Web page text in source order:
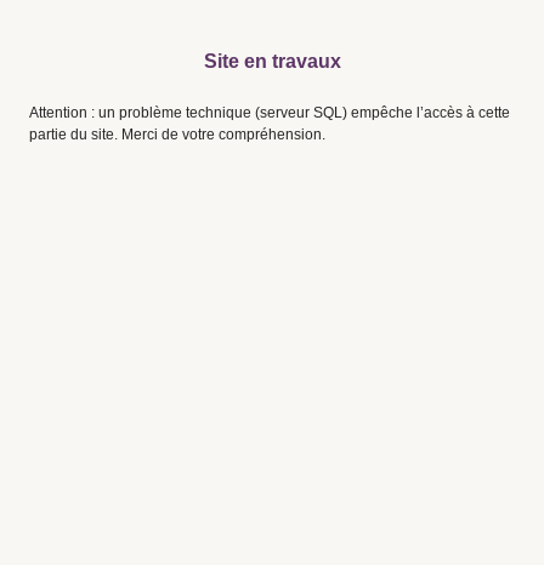
Site en travaux
Attention : un problème technique (serveur SQL) empêche l’accès à cette
partie du site. Merci de votre compréhension.